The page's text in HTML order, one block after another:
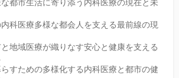
都市生活に寄り添う内科医療の現在と未
科医療多様な都会人を支える最前線の現
地域医療が織りなす安心と健康を支える
すための多様化する内科医療と都市の健